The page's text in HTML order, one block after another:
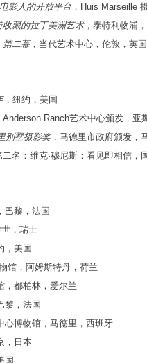
影人的开放平台 ，Huis Marseille
收藏的拉丁美洲艺术，泰特利物浦
第二幕，当代艺术中心，伦敦，英国
，纽约，美国
Anderson Ranch艺术中心颁发，亚
别墅摄影奖，马德里市政府颁发，
名：维克·穆尼斯：看见即相信，
巴黎，法国
，瑞士
，美国
馆，阿姆斯特丹，荷兰
，都柏林，爱尔兰
黎，法国
心博物馆，马德里，西班牙
，日本
国